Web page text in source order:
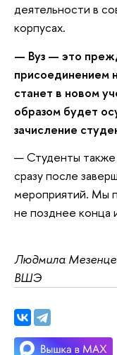
деятельности в
корпусах.
— Вуз — это
присоединением
станет в новом
образом будет
зачисление
— Студенты
сразу после
мероприятий. Мы
не позднее конца
Людмила
ВШЭ